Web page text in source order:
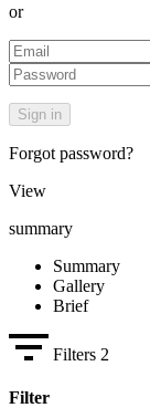
or
Forgot password?
View
summary
Summary
Gallery
Brief
Filters 2
Filter